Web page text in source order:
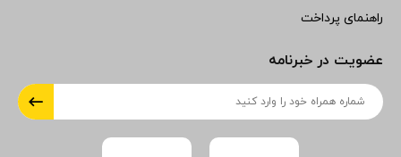
راهنمای پرداخت
عضویت در خبرنامه